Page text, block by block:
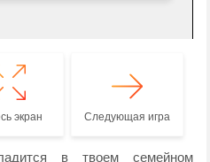
экран Следующая игра
в твоем семейном